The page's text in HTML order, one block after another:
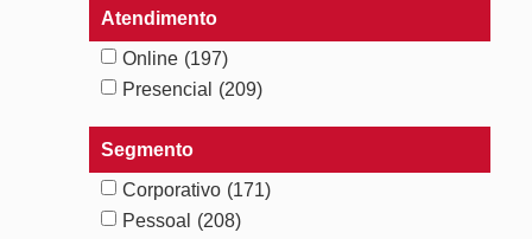
Atendimento
Online (197)
Presencial
(209)
Segmento
Corporativo (171)
Pessoal
(208)